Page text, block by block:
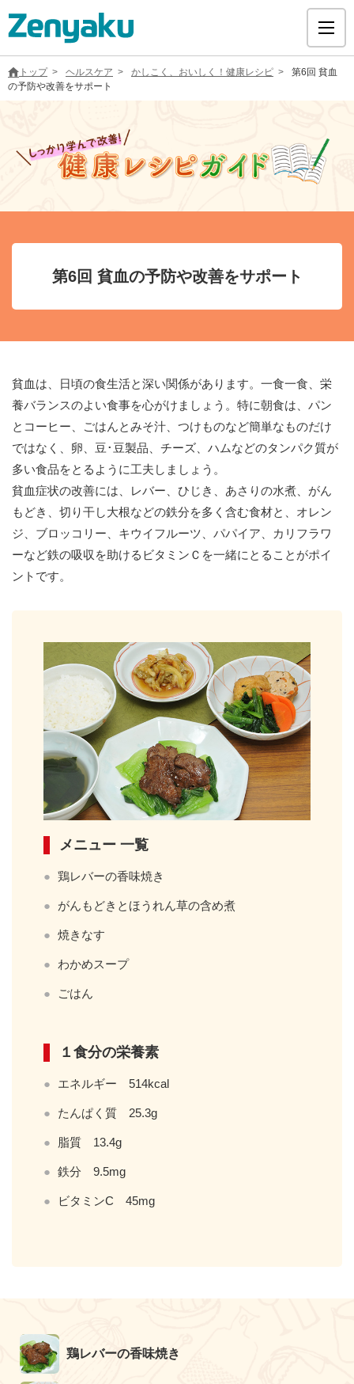
グループについて
ヘルスケア
採用情報
お問い合わせ
トップ ヘルスケア かしこく、おいしく！健康レシピ
第6回 貧血
の予防や改善をサポート
第6回 貧血の予防や改善をサポート
貧血は、日頃の食生活と深い関係があります。一食一食、栄
養バランスのよい食事を心がけましょう。特に朝食は、パン
とコーヒー、ごはんとみそ汁、つけものなど簡単なものだけ
ではなく、卵、豆･豆製品、チーズ、ハムなどのタンパク質が
多い食品をとるように工夫しましょう。
貧血症状の改善には、レバー、ひじき、あさりの水煮、がん
もどき、切り干し大根などの鉄分を多く含む食材と、オレン
ジ、ブロッコリー、キウイフルーツ、パパイア、カリフラワ
ーなど鉄の吸収を助けるビタミンＣを一緒にとることがポイ
ントです。
メニュー 一覧
鶏レバーの香味焼き
がんもどきとほうれん草の含め煮
焼きなす
わかめスープ
ごはん
１食分の栄養素
エネルギー 514kcal
たんぱく質 25.3g
脂質 13.4g
鉄分 9.5mg
ビタミンC 45mg
鶏レバーの香味焼き